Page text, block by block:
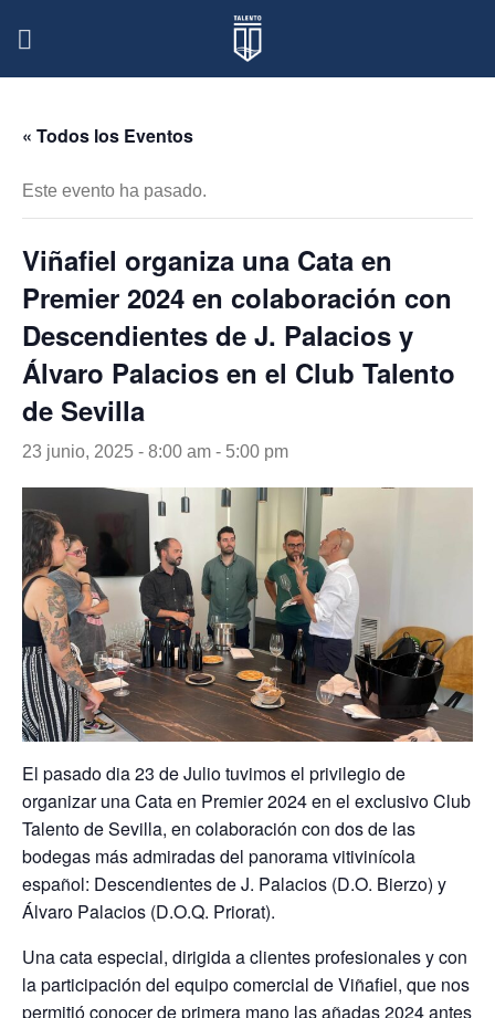
« Todos los Eventos
Este evento ha pasado.
Viñafiel organiza una Cata en
Premier 2024 en colaboración con
Descendientes de J. Palacios y
Álvaro Palacios en el Club Talento
de Sevilla
23 junio, 2025 - 8:00 am - 5:00 pm
El pasado dia 23 de Julio tuvimos el privilegio de
organizar una Cata en Premier 2024 en el exclusivo Club
Talento de Sevilla, en colaboración con dos de las
bodegas más admiradas del panorama vitivinícola
español: Descendientes de J. Palacios (D.O. Bierzo) y
Álvaro Palacios (D.O.Q. Priorat).
Una cata especial, dirigida a clientes profesionales y con
la participación del equipo comercial de Viñafiel, que nos
permitió conocer de primera mano las añadas 2024 antes